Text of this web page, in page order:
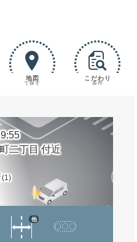
地図
で探す
こだわり
条件
二丁目 付近
(1)
他